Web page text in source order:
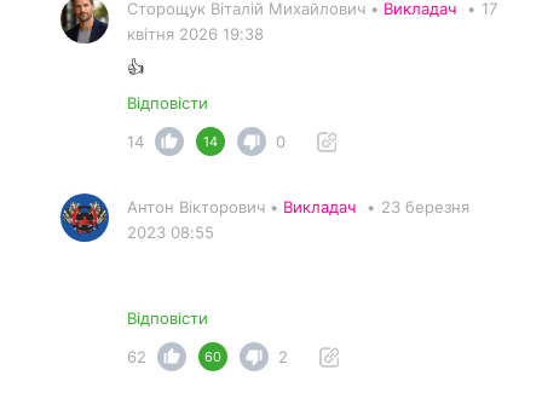
Сторощук Віталій Михайлович • Викладач • 17
квітня 2026 19:38
👍
Відповісти
14
14 0
Антон Вікторович • Викладач • 23 березня
2023 08:55
Відповісти
62
60 2